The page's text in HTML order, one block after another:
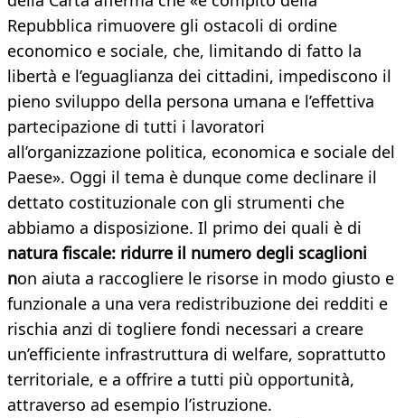
Repubblica rimuovere gli ostacoli di ordine
economico e sociale, che, limitando di fatto la
libertà e l’eguaglianza dei cittadini, impediscono il
pieno sviluppo della persona umana e l’effettiva
partecipazione di tutti i lavoratori
all’organizzazione politica, economica e sociale del
Paese». Oggi il tema è dunque come declinare il
dettato costituzionale con gli strumenti che
abbiamo a disposizione. Il primo dei quali è di
natura fiscale: ridurre il numero degli scaglioni
non aiuta a raccogliere le risorse in modo giusto e
funzionale a una vera redistribuzione dei redditi e
rischia anzi di togliere fondi necessari a creare
un’efficiente infrastruttura di welfare, soprattutto
territoriale, e a offrire a tutti più opportunità,
attraverso ad esempio l’istruzione.